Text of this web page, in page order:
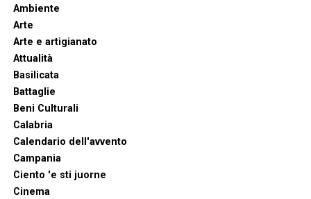
Ambiente
Arte
Arte e artigianato
Attualità
Basilicata
Battaglie
Beni Culturali
Calabria
Calendario dell'avvento
Campania
Ciento 'e sti juorne
Cinema